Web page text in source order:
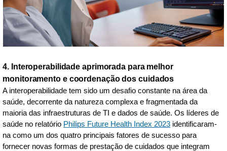
4. Interoperabilidade aprimorada para melhor
monitoramento e coordenação dos cuidados
A interoperabilidade tem sido um desafio constante na área da
saúde, decorrente da natureza complexa e fragmentada da
maioria das infraestruturas de TI e dados de saúde. Os líderes de
saúde no relatório Philips Future Health Index 2023 identificaram-
na como um dos quatro principais fatores de sucesso para
fornecer novas formas de prestação de cuidados que integram